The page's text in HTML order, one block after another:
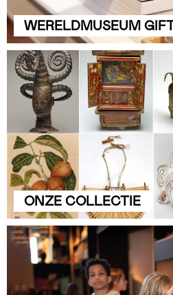
WERELDMUSEUM
ONZE COLLECTIE